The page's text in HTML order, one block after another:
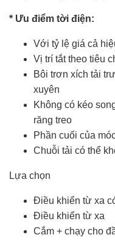
* Ưu điểm tời điện:
Với tỷ lệ giá cả
Vị trí tắt theo tiêu
Bôi trơn xích tải
xuyên
Không có kéo
răng treo
Phần cuối của
Chuỗi tải có thể
Lựa chọn
Điều khiển từ xa
Điều khiển từ xa
Cắm + chạy cho